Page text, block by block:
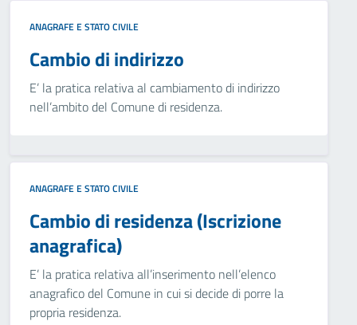
ANAGRAFE E STATO CIVILE
Cambio di indirizzo
E’ la pratica relativa al cambiamento di indirizzo
nell’ambito del Comune di residenza.
ANAGRAFE E STATO CIVILE
Cambio di residenza (Iscrizione
anagrafica)
E’ la pratica relativa all’inserimento nell’elenco
anagrafico del Comune in cui si decide di porre la
propria residenza.